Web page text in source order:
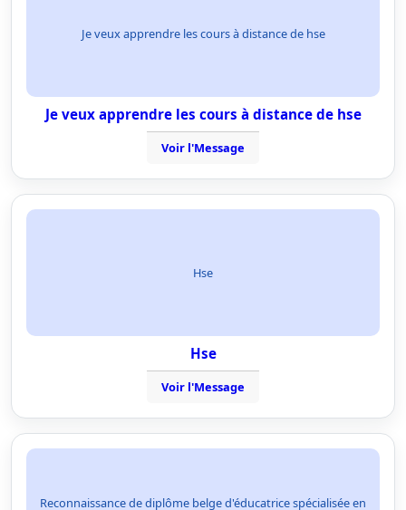
Je veux apprendre les cours à distance de hse
Je veux apprendre les cours à distance de hse
Voir l'Message
Hse
Hse
Voir l'Message
Reconnaissance de diplôme belge d'éducatrice spécialisée en